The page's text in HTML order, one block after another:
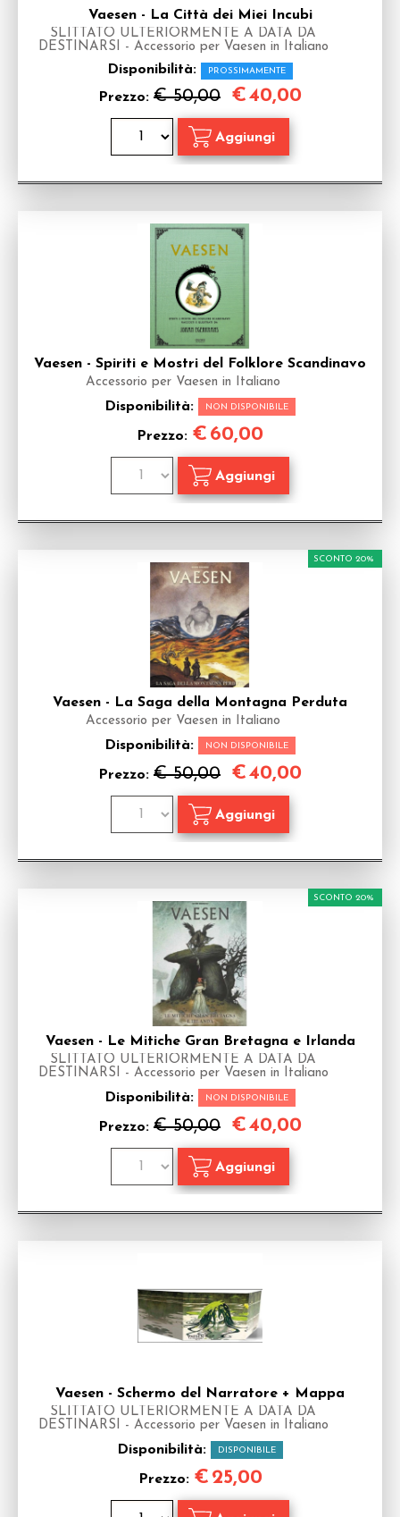
Vaesen - La Città dei Miei Incubi
SLITTATO ULTERIORMENTE A DATA DA
DESTINARSI - Accessorio per Vaesen in Italiano
Disponibilità: PROSSIMAMENTE
Prezzo: € 50,00 €40,00
Vaesen - Spiriti e Mostri del Folklore Scandinavo
Accessorio per Vaesen in Italiano
Disponibilità: NON DISPONIBILE
Prezzo: € 60,00
Vaesen - La Saga della Montagna Perduta
Accessorio per Vaesen in Italiano
Disponibilità: NON DISPONIBILE
Prezzo: € 50,00
SCONTO 20%
€40,00
Vaesen - Le Mitiche Gran Bretagna e Irlanda
SLITTATO ULTERIORMENTE A DATA DA
DESTINARSI - Accessorio per Vaesen in Italiano
Disponibilità: NON DISPONIBILE
Prezzo: € 50,00
SCONTO 20%
€40,00
Vaesen - Schermo del Narratore + Mappa
SLITTATO ULTERIORMENTE A DATA DA
DESTINARSI - Accessorio per Vaesen in Italiano
Disponibilità: DISPONIBILE
Prezzo: € 25,00